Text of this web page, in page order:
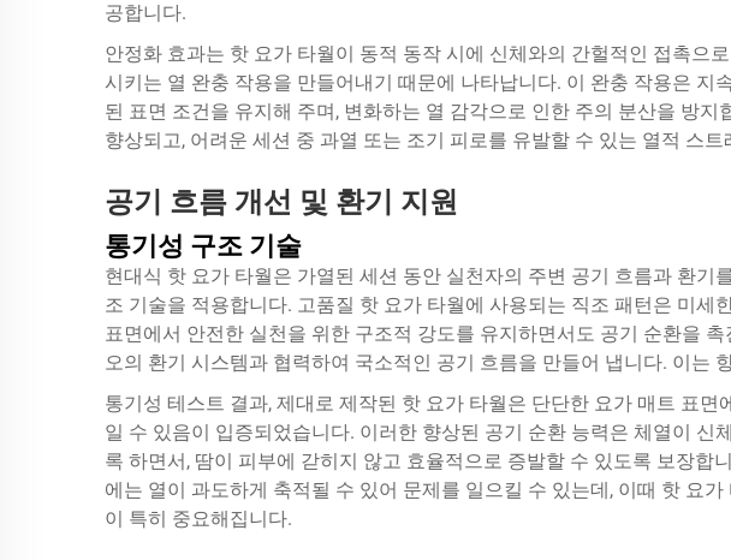
공합니다.
안정화 효과는 핫 요가 타월이 동적 동작 시에 신체와의 간헐적인 접촉으
시키는 열 완충 작용을 만들어내기 때문에 나타납니다. 이 완충 작용은 지
된 표면 조건을 유지해 주며, 변화하는 열 감각으로 인한 주의 분산을 방지
향상되고, 어려운 세션 중 과열 또는 조기 피로를 유발할 수 있는 열적 스
공기 흐름 개선 및 환기 지원
통기성 구조 기술
현대식 핫 요가 타월은 가열된 세션 동안 실천자의 주변 공기 흐름과 환기
조 기술을 적용합니다. 고품질 핫 요가 타월에 사용되는 직조 패턴은 미세
표면에서 안전한 실천을 위한 구조적 강도를 유지하면서도 공기 순환을
오의 환기 시스템과 협력하여 국소적인 공기 흐름을 만들어 냅니다. 이는
통기성 테스트 결과, 제대로 제작된 핫 요가 타월은 단단한 요가 매트 표면
일 수 있음이 입증되었습니다. 이러한 향상된 공기 순환 능력은 체열이 신
록 하면서, 땀이 피부에 갇히지 않고 효율적으로 증발할 수 있도록 보장합
에는 열이 과도하게 축적될 수 있어 문제를 일으킬 수 있는데, 이때 핫 요
이 특히 중요해집니다.